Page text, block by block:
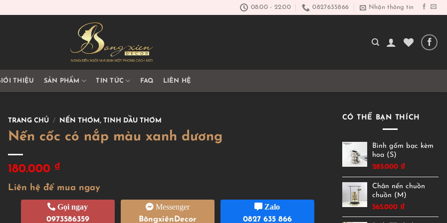
08:00 - 22:00 0827635866 Nhận thông tin
THIỆU SẢN PHẨM TIN TỨC FAQ LIÊN HỆ
TRANG CHỦ / NẾN THƠM, TINH DẦU THƠM
Nến cốc có nắp màu xanh dương
180.000 ₫
Liên hệ để mua ngay
Gọi ngay
0973586359
Messenger
BôngxiênDecor
Zalo
0827 635 866
CÓ THỂ BẠN THÍCH
Bình gốm bạc kèm
hoa (S)
285.000 ₫
Chân nến chuồn
chuồn (M)
565.000 ₫